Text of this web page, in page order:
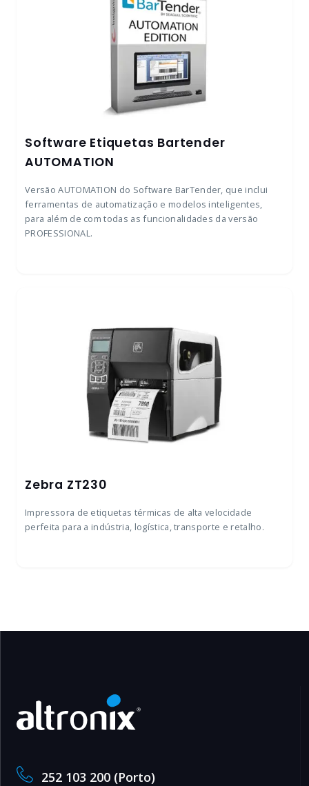
Software Etiquetas Bartender
AUTOMATION
Versão AUTOMATION do Software BarTender, que inclui
ferramentas de automatização e modelos inteligentes,
para além de com todas as funcionalidades da versão
PROFESSIONAL.
Zebra ZT230
Impressora de etiquetas térmicas de alta velocidade
perfeita para a indústria, logística, transporte e retalho.
252 103 200 (Porto)